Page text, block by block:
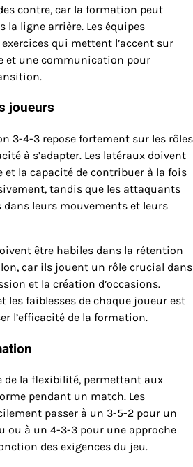
contre, car la formation peut
la ligne arrière. Les équipes
qui mettent l’accent sur
et une communication pour
joueurs
3-4-3 repose fortement sur les rôles
à s’adapter. Les latéraux doivent
et la capacité de contribuer à la fois
tandis que les attaquants
dans leurs mouvements et leurs
être habiles dans la rétention
car ils jouent un rôle crucial dans
et la création d’occasions.
les faiblesses de chaque joueur est
l’efficacité de la formation.
de la flexibilité, permettant aux
pendant un match. Les
passer à un 3-5-2 pour un
ou à un 4-3-3 pour une approche
des exigences du jeu.